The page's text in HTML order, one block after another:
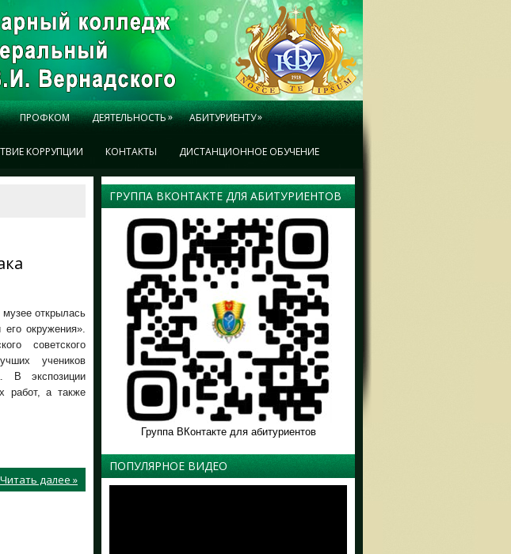
ПРОФКОМ ДЕЯТЕЛЬНОСТЬ» АБИТУРИЕНТУ»
КОРРУПЦИИ КОНТАКТЫ ДИСТАНЦИОННОЕ ОБУЧЕНИЕ
музее открылась
окружения».
советского
учеников
В экспозиции
работ, а также
Читать далее »
ГРУППА ВКОНТАКТЕ ДЛЯ АБИТУРИЕНТОВ
Группа ВКонтакте для абитуриентов
ПОПУЛЯРНОЕ ВИДЕО